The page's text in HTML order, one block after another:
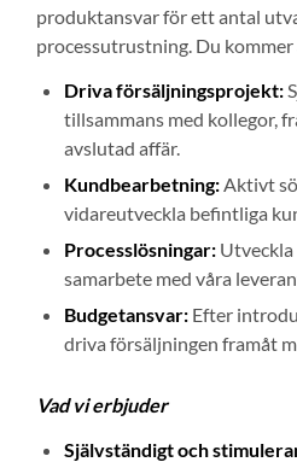
produktansvar för ett antal
processutrustning. Du
Driva försäljningsprojekt:
tillsammans med kollegor,
avslutad affär.
Kundbearbetning:Aktivt
vidareutveckla befintliga
Processlösningar: Utveckla
samarbete med våra
Budgetansvar: Efter
driva försäljningen framåt
Vad vi erbjuder
Självständigt och